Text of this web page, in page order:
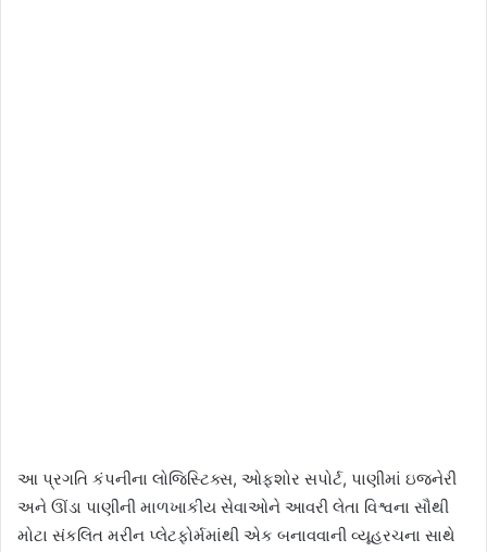
આ પ્રગતિ કંપનીના લોજિસ્ટિક્સ, ઓફશોર સપોર્ટ, પાણીમાં ઇજનેરી
અને ઊંડા પાણીની માળખાકીય સેવાઓને આવરી લેતા વિશ્વના સૌથી
મોટા સંકલિત મરીન પ્લેટફોર્મમાંથી એક બનાવવાની વ્યૂહરચના સાથે